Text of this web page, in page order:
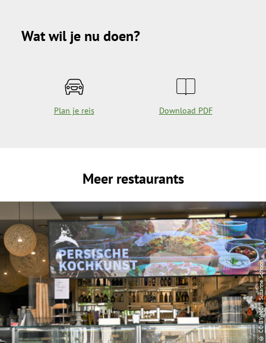
Wat wil je nu doen?
Plan je reis Download PDF
Meer restaurants
©
CC-BY-NC
| Susanne Schoon